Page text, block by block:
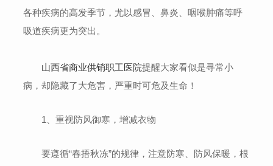
各种疾病的高发季节，尤以感冒、鼻炎、咽喉肿痛等呼
吸道疾病更为突出。
山西省商业供销职工医院提醒大家看似是寻常小
病，却隐藏了大危害，严重时可危及生命！
1、重视防风御寒，增减衣物
要遵循“春捂秋冻”的规律，注意防寒、防风保暖，根